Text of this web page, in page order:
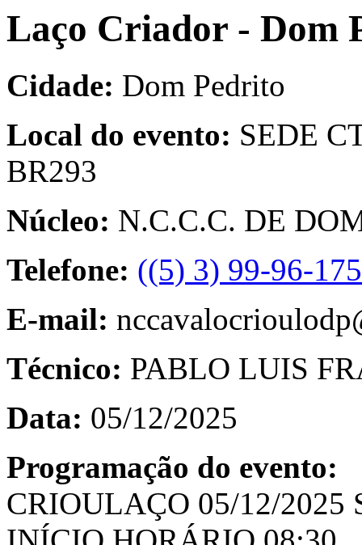
Laço Criador - Dom
Cidade: Dom Pedrito
Local do evento: SEDE
BR293
Núcleo: N.C.C.C. DE
Telefone: ((5) 3) 99-96-
E-mail:
Técnico: PABLO LUIS
Data: 05/12/2025
Programação do evento:
CRIOULAÇO 05/12/2025